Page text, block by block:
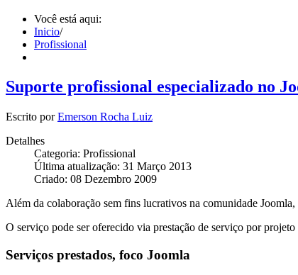
Você está aqui:
Inicio/
Profissional
Suporte profissional especializado no
Escrito porEmerson Rocha Luiz
Detalhes
Categoria: Profissional
Última atualização: 31 Março 2013
Criado: 08 Dezembro 2009
Além da colaboração sem fins lucrativos na comunidade
O serviço pode ser oferecido via prestação de serviço por
Serviços prestados, foco Joomla